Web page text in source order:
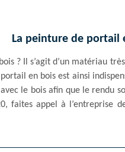
La peinture de portail
? Il s’agit d’un matériau
en bois est ainsi
le bois afin que le rendu
faites appel à l’entreprise